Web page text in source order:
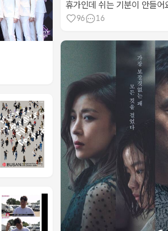
휴가인데 쉬는 기분이 안들어
96 16